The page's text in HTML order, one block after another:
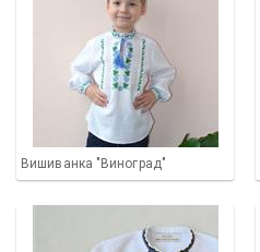
Вишиванка "Виноград"